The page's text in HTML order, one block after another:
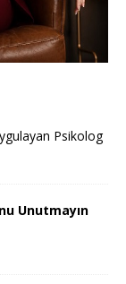
Psikolog
Unutmayın